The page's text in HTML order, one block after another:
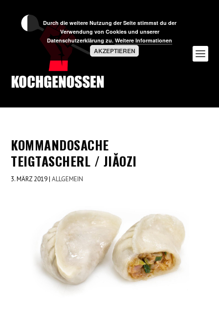
KOMMANDOSACHE
TEIGTASCHERL / JIǍOZI
3. MÄRZ 2019|ALLGEMEIN
Durch die weitere Nutzung der Seite stimmst du der
Verwendung von Cookies und unserer
Datenschutzerklärung zu. Weitere Informationen
AKZEPTIEREN